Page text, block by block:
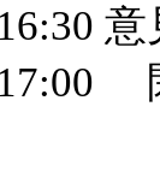
意
閉